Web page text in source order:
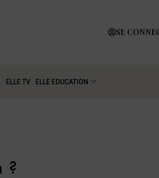
SE
ELLE TV ELLE EDUCATION
?